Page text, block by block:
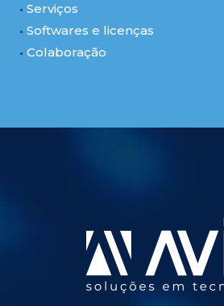
Serviços
Softwares e licenças
Colaboração